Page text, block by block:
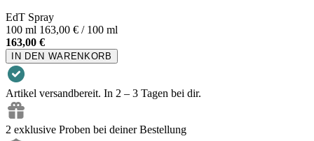
EdT Spray
100 ml 163,00 € / 100 ml
163,00 €
IN DEN WARENKORB
Artikel versandbereit. In 2 – 3 Tagen bei dir.
2 exklusive Proben bei deiner Bestellung